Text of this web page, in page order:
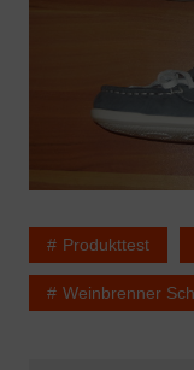
Produkttest
Weinbrenner